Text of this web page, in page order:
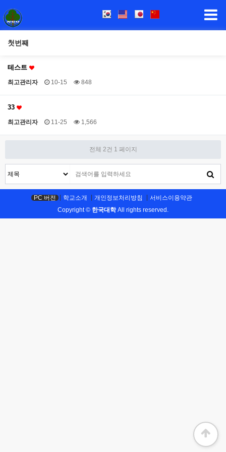
첫번째
테스트
최고관리자 10-15 848
33
최고관리자 11-25 1,566
전체 2건 1 페이지
PC 버전 학교소개 개인정보처리방침
서비스이용약관
Copyright © 한국대학All rights reserved.